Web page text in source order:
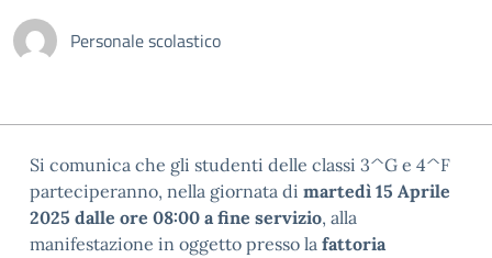
Personale scolastico
Si comunica che gli studenti delle classi 3^G e 4^F
parteciperanno, nella giornata di martedì 15 Aprile
2025 dalle ore 08:00 a fine servizio, alla
manifestazione in oggetto presso la fattoria